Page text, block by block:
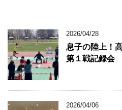
2026/04/28
息子の陸上！
第１戦記録会
2026/04/06